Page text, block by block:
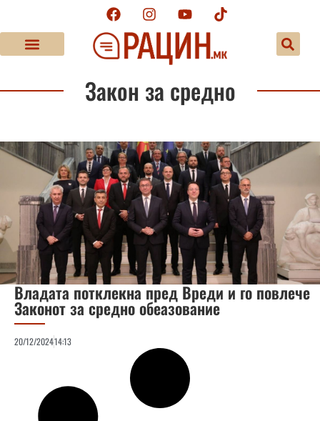
Закон за средно
Владата потклекна пред Вреди и го повлече
Законот за средно обеазование
20/12/202414:13